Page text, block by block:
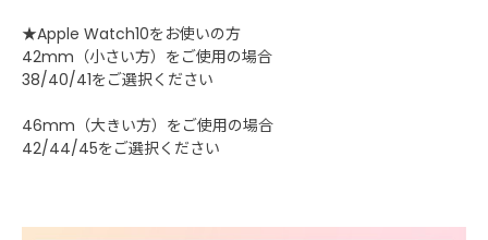
★Apple Watch10をお使いの方
42mm（小さい方）をご使用の場合
38/40/41をご選択ください
46mm（大きい方）をご使用の場合
42/44/45をご選択ください